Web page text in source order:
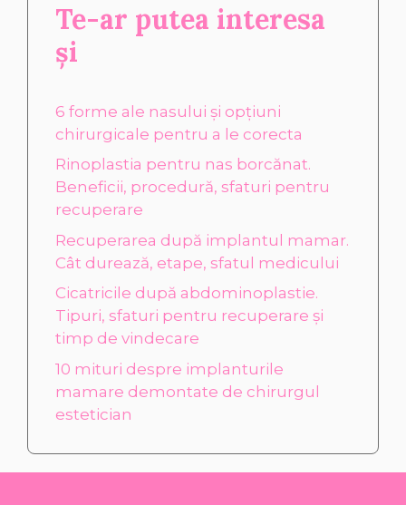
Te-ar putea interesa
și
6 forme ale nasului și opțiuni
chirurgicale pentru a le corecta
Rinoplastia pentru nas borcănat.
Beneficii, procedură, sfaturi pentru
recuperare
Recuperarea după implantul mamar.
Cât durează, etape, sfatul medicului
Cicatricile după abdominoplastie.
Tipuri, sfaturi pentru recuperare și
timp de vindecare
10 mituri despre implanturile
mamare demontate de chirurgul
estetician